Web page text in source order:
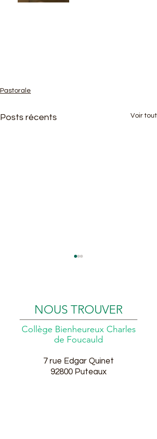
Pastorale
Posts récents Voir tout
Messe de profession de
NOUS TROUVER
Collège Bienheureux Charles
de Foucauld
7 rue Edgar Quinet
92800 Puteaux